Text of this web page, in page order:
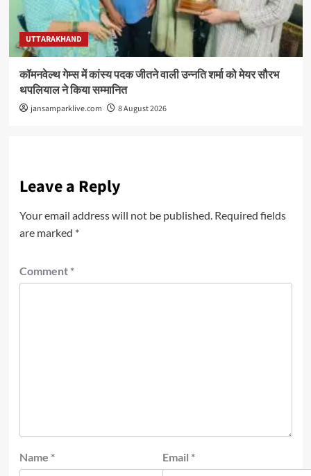
UTTARAKHAND
कॉमनवेल्थ गेम्स में कांस्य पदक जीतने वाली उन्नति शर्मा को मेयर सौरभ
थपलियाल ने किया सम्मानित
jansamparklive.com 8 August 2026
Leave a Reply
Your email address will not be published. Required fields
are marked *
Comment *
Name * Email *